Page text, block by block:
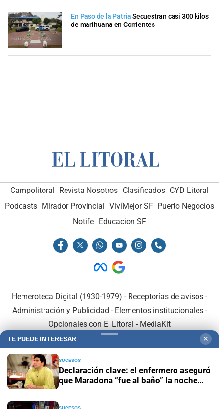
En Paso de la Patria Secuestran casi 300 kilos
de marihuana en Corrientes
Campolitoral Revista Nosotros Clasificados CYD Litoral
Podcasts Mirador Provincial VivíMejor SF Puerto Negocios
Notife Educacion SF
Hemeroteca Digital (1930-1979) - Receptorías de avisos -
Administración y Publicidad - Elementos institucionales-
Opcionales con El Litoral - MediaKit
TE PUEDE INTERESAR ✕
SUCESOS
Declaración clave: el enfermero aseguró
que Maradona “fue al baño” la noche
SUCESOS